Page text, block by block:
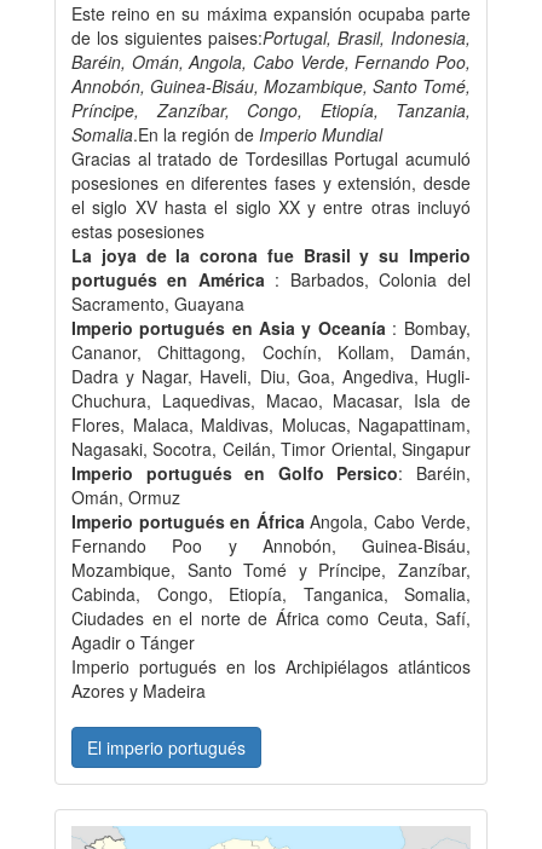
Este reino en su máxima expansión ocupaba parte
de los siguientes paises:Portugal, Brasil, Indonesia,
Baréin, Omán, Angola, Cabo Verde, Fernando Poo,
Annobón, Guinea-Bisáu, Mozambique, Santo Tomé,
Príncipe, Zanzíbar, Congo, Etiopía, Tanzania,
Somalia.En la región de Imperio Mundial
Gracias al tratado de Tordesillas Portugal acumuló
posesiones en diferentes fases y extensión, desde
el siglo XV hasta el siglo XX y entre otras incluyó
estas posesiones
La joya de la corona fue Brasil y su Imperio
portugués en América : Barbados, Colonia del
Sacramento, Guayana
Imperio portugués en Asia y Oceanía : Bombay,
Cananor, Chittagong, Cochín, Kollam, Damán,
Dadra y Nagar, Haveli, Diu, Goa, Angediva, Hugli-
Chuchura, Laquedivas, Macao, Macasar, Isla de
Flores, Malaca, Maldivas, Molucas, Nagapattinam,
Nagasaki, Socotra, Ceilán, Timor Oriental, Singapur
Imperio portugués en Golfo Persico: Baréin,
Omán, Ormuz
Imperio portugués en África Angola, Cabo Verde,
Fernando Poo y Annobón, Guinea-Bisáu,
Mozambique, Santo Tomé y Príncipe, Zanzíbar,
Cabinda, Congo, Etiopía, Tanganica, Somalia,
Ciudades en el norte de África como Ceuta, Safí,
Agadir o Tánger
Imperio portugués en los Archipiélagos atlánticos
Azores y Madeira
El imperio portugués